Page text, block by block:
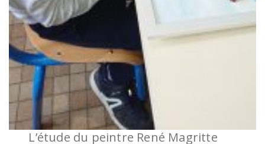
L’étude du peintre René Magritte